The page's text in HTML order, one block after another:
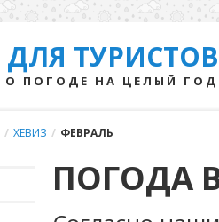
ТУРИСТОВ
ПОГОДЕ НА ЦЕЛЫЙ ГОД
/ ХЕВИЗ / ФЕВРАЛЬ
ПОГОДА